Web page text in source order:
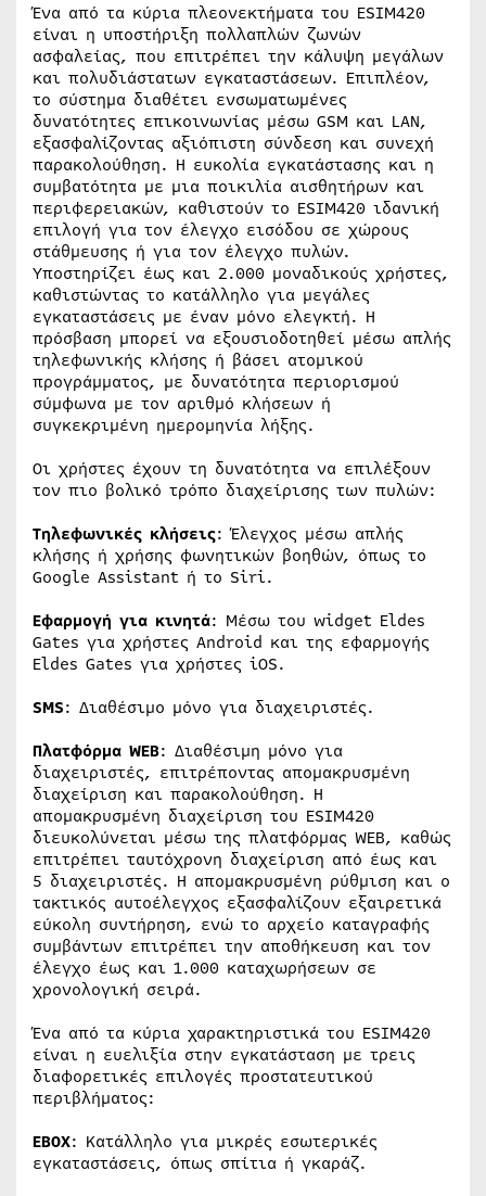
Ένα από τα κύρια πλεονεκτήματα του ESIM420
είναι η υποστήριξη πολλαπλών ζωνών
ασφαλείας, που επιτρέπει την κάλυψη μεγάλων
και πολυδιάστατων εγκαταστάσεων. Επιπλέον,
το σύστημα διαθέτει ενσωματωμένες
δυνατότητες επικοινωνίας μέσω GSM και LAN,
εξασφαλίζοντας αξιόπιστη σύνδεση και συνεχή
παρακολούθηση. Η ευκολία εγκατάστασης και η
συμβατότητα με μια ποικιλία αισθητήρων και
περιφερειακών, καθιστούν το ESIM420 ιδανική
επιλογή για τον έλεγχο εισόδου σε χώρους
στάθμευσης ή για τον έλεγχο πυλών.
Υποστηρίζει έως και 2.000 μοναδικούς χρήστες,
καθιστώντας το κατάλληλο για μεγάλες
εγκαταστάσεις με έναν μόνο ελεγκτή. Η
πρόσβαση μπορεί να εξουσιοδοτηθεί μέσω απλής
τηλεφωνικής κλήσης ή βάσει ατομικού
προγράμματος, με δυνατότητα περιορισμού
σύμφωνα με τον αριθμό κλήσεων ή
συγκεκριμένη ημερομηνία λήξης.
Οι χρήστες έχουν τη δυνατότητα να επιλέξουν
τον πιο βολικό τρόπο διαχείρισης των πυλών:
Τηλεφωνικές κλήσεις: Έλεγχος μέσω απλής
κλήσης ή χρήσης φωνητικών βοηθών, όπως το
Google Assistant ή το Siri.
Εφαρμογή για κινητά: Μέσω του widget Eldes
Gates για χρήστες Android και της εφαρμογής
Eldes Gates για χρήστες iOS.
SMS: Διαθέσιμο μόνο για διαχειριστές.
Πλατφόρμα WEB: Διαθέσιμη μόνο για
διαχειριστές, επιτρέποντας απομακρυσμένη
διαχείριση και παρακολούθηση. Η
απομακρυσμένη διαχείριση του ESIM420
διευκολύνεται μέσω της πλατφόρμας WEB, καθώς
επιτρέπει ταυτόχρονη διαχείριση από έως και
5 διαχειριστές. Η απομακρυσμένη ρύθμιση και ο
τακτικός αυτοέλεγχος εξασφαλίζουν εξαιρετικά
εύκολη συντήρηση, ενώ το αρχείο καταγραφής
συμβάντων επιτρέπει την αποθήκευση και τον
έλεγχο έως και 1.000 καταχωρήσεων σε
χρονολογική σειρά.
Ένα από τα κύρια χαρακτηριστικά του ESIM420
είναι η ευελιξία στην εγκατάσταση με τρεις
διαφορετικές επιλογές προστατευτικού
περιβλήματος:
EBOX: Κατάλληλο για μικρές εσωτερικές
εγκαταστάσεις, όπως σπίτια ή γκαράζ.